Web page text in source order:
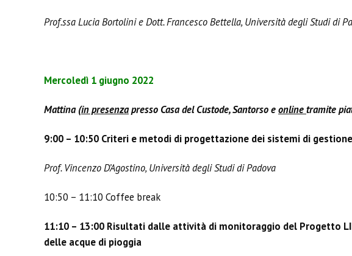
Prof.ssa Lucia Bortolini e Dott. Francesco Bettella, Università degli Studi di
Mercoledì 1 giugno 2022
Mattina (in presenzapresso Casa del Custode, Santorso eonlinetramite
9:00 – 10:50 Criteri e metodi di progettazione dei sistemi di
Prof. Vincenzo D’Agostino, Università degli Studi di Padova
10:50 – 11:10 Coffee break
11:10 – 13:00 Risultati dalle attività di monitoraggio del Progetto
delle acque di pioggia